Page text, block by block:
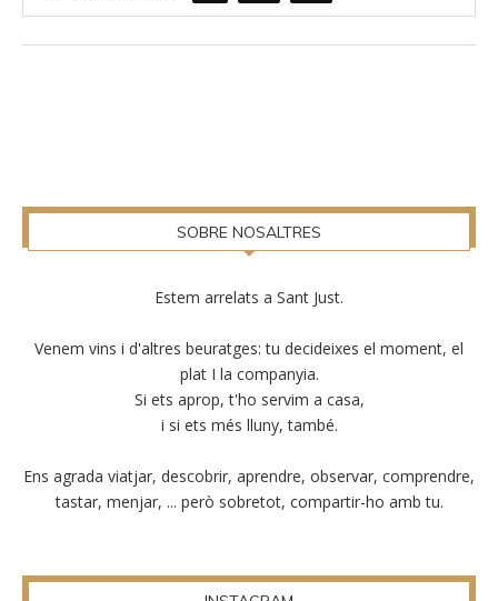
SOBRE NOSALTRES
Estem arrelats a Sant Just.
Venem vins i d'altres beuratges: tu decideixes el moment, el
plat I la companyia.
Si ets aprop, t'ho servim a casa,
i si ets més lluny, també.
Ens agrada viatjar, descobrir, aprendre, observar, comprendre,
tastar, menjar, ... però sobretot, compartir-ho amb tu.